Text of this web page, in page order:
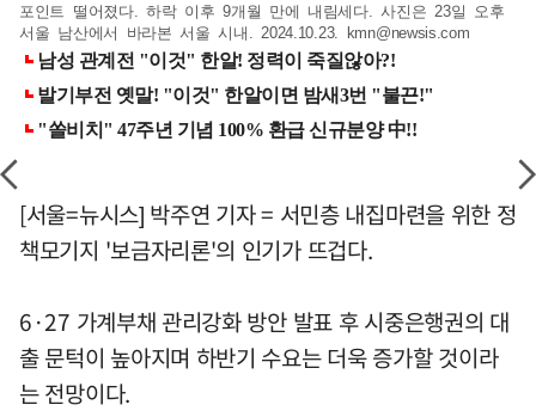
포인트 떨어졌다. 하락 이후 9개월 만에 내림세다. 사진은 23일 오후
서울 남산에서 바라본 서울 시내. 2024.10.23. kmn@newsis.com
[서울=뉴시스] 박주연 기자 = 서민층 내집마련을 위한 정
책모기지 '보금자리론'의 인기가 뜨겁다.
6·27 가계부채 관리강화 방안 발표 후 시중은행권의 대
출 문턱이 높아지며 하반기 수요는 더욱 증가할 것이라
는 전망이다.